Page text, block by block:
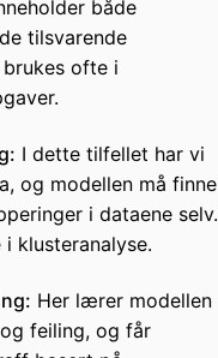
både
tilsvarende
ofte i
I dette tilfellet har vi
og modellen må finne
i dataene selv.
klusteranalyse.
Her lærer modellen
feiling, og får